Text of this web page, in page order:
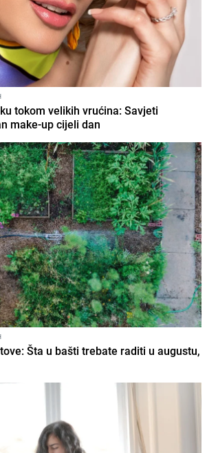
tokom velikih vrućina: Savjeti
make-up cijeli dan
Šta u bašti trebate raditi u augustu,